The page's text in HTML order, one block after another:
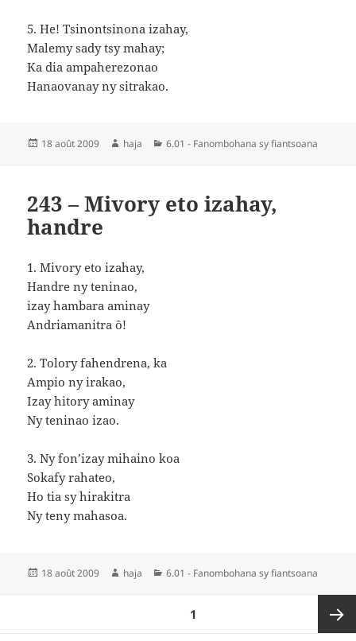
5. He! Tsinontsinona izahay,
Malemy sady tsy mahay;
Ka dia ampaherezonao
Hanaovanay ny sitrakao.
Publié
18 août 2009 Auteur
haja Catégories
6.01 - Fanombohana sy fiantsoana
243 – Mivory eto izahay,
handre
1. Mivory eto izahay,
Handre ny teninao,
izay hambara aminay
Andriamanitra ô!
2. Tolory fahendrena, ka
Ampio ny irakao,
Izay hitory aminay
Ny teninao izao.
3. Ny fon’izay mihaino koa
Sokafy rahateo,
Ho tia sy hirakitra
Ny teny mahasoa.
Publié
18 août 2009 Auteur
haja Catégories
6.01 - Fanombohana sy fiantsoana
1